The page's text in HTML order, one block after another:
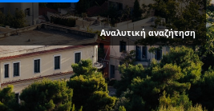
Αναλυτική αναζήτηση